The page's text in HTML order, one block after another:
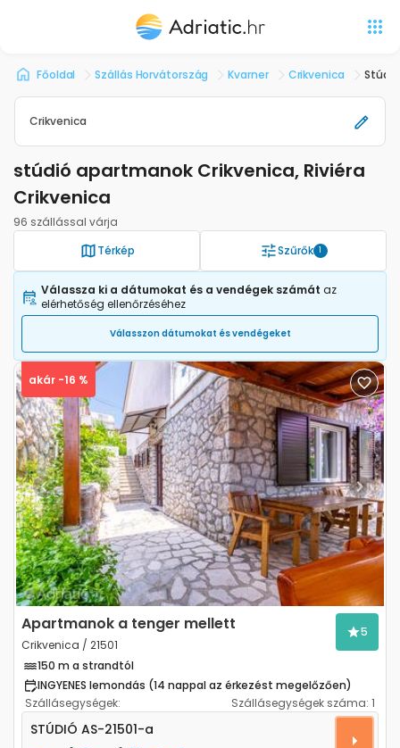
Főoldal Szállás Horvátország Kvarner Crikvenica
Crikvenica
stúdió apartmanok Crikvenica, Riviéra
Crikvenica
96 szállással várja
Térkép
Szűrők 1
Válassza ki a dátumokat és a vendégek számát az
elérhetőség ellenőrzéséhez
Válasszon dátumokat és vendégeket
Previous Next
akár -16 %
Apartmanok a tenger mellett
Crikvenica / 21501
5
150 m a strandtól
INGYENES lemondás (14 nappal az érkezést megelőzően)
Szállásegységek:
Szállásegységek száma: 1
Stúdió apartman Crikvenica AS-21501-a
STÚDIÓ AS-21501-a